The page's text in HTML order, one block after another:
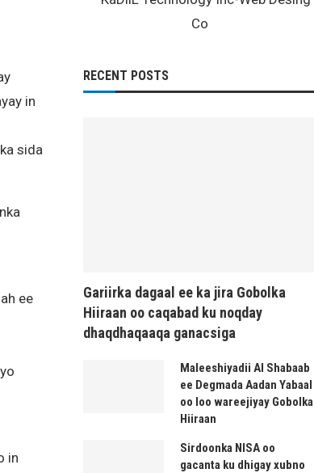
in
sida
ee
in
RECENT POSTS
Gariirka dagaal ee ka jira Gobolka
Hiiraan oo caqabad ku noqday
dhaqdhaqaaqa ganacsiga
Maleeshiyadii Al Shabaab
ee Degmada Aadan Yabaal
oo loo wareejiyay Gobolka
Hiiraan
Sirdoonka NISA oo
gacanta ku dhigay xubno